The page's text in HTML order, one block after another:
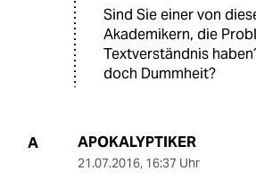
Sind Sie einer von
Akademikern, die
Textverständnis
doch Dummheit?
A APOKALYPTIKER
21.07.2016, 16:37 Uhr